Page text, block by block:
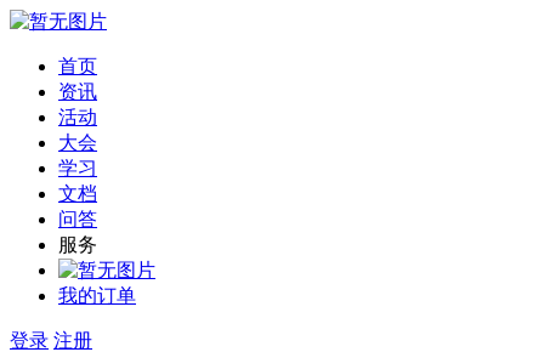
首页
资讯
活动
大会
学习
文档
问答
服务
我的订单
登录 注册